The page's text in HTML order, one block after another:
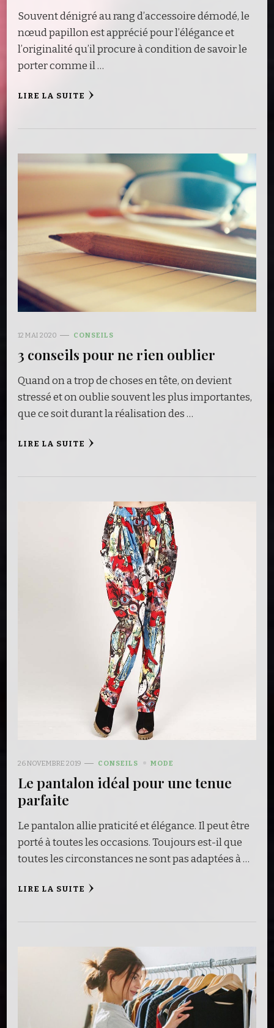
Souvent dénigré au rang d’accessoire démodé, le
nœud papillon est apprécié pour l’élégance et
l’originalité qu’il procure à condition de savoir le
porter comme il …
LIRE LA SUITE
12 MAI 2020 CONSEILS
3 conseils pour ne rien oublier
Quand on a trop de choses en tête, on devient
stressé et on oublie souvent les plus importantes,
que ce soit durant la réalisation des …
LIRE LA SUITE
26 NOVEMBRE 2019 CONSEILS MODE
Le pantalon idéal pour une tenue
parfaite
Le pantalon allie praticité et élégance. Il peut être
porté à toutes les occasions. Toujours est-il que
toutes les circonstances ne sont pas adaptées à …
LIRE LA SUITE